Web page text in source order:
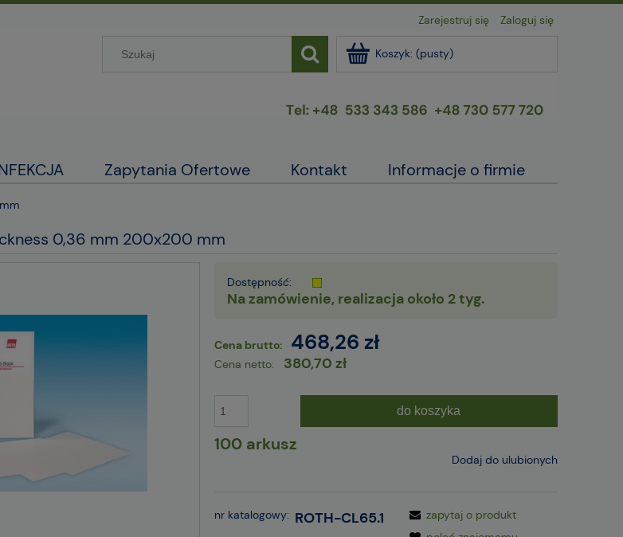
Zarejestruj się Zaloguj się
Koszyk: (pusty)
Zapytania Ofertowe Kontakt Informacje o firmie
0,36 mm 200x200 mm
Dostępność:
Na zamówienie, realizacja około 2 tyg.
Cena brutto: 468,26 zł
Cena netto: 380,70 zł
100 arkusz
do koszyka
Dodaj do ulubionych
nr katalogowy: ROTH-CL65.1
zapytaj o produkt